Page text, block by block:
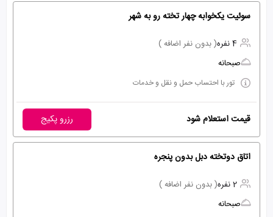
سوئیت یکخوابه چهار تخته رو به شهر
4 نفره
( بدون نفر اضافه )
صبحانه
تور با احتساب حمل و نقل و خدمات
قیمت استعلام شود رزرو پکیج
اتاق دوتخته دبل بدون پنجره
2 نفره
( بدون نفر اضافه )
صبحانه